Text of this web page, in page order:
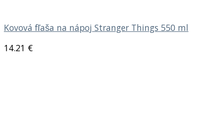
Kovová fľaša na nápoj Stranger Things 550 ml
14.21 €